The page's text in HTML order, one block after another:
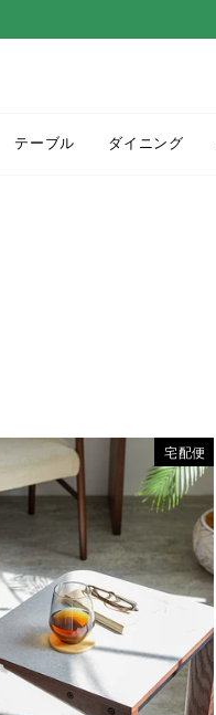
テーブル ダイニング
宅配便